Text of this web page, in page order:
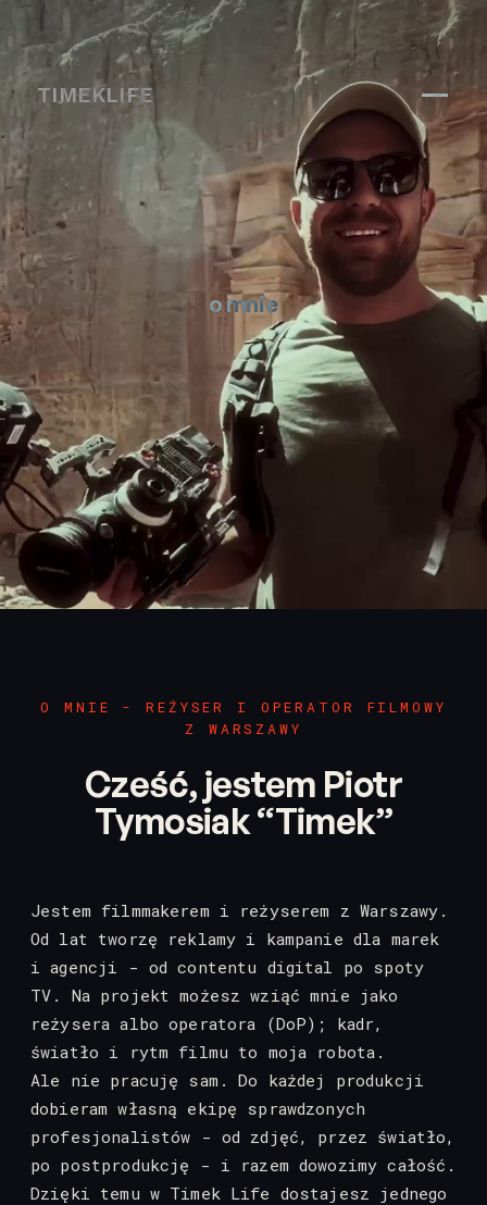
TIMEKLIFE
pl/en
o mnie
O MNIE - REŻYSER I OPERATOR FILMOWY
Z WARSZAWY
Cześć, jestem Piotr
Tymosiak “Timek”
Jestem filmmakerem i reżyserem z Warszawy.
Od lat tworzę reklamy i kampanie dla marek
i agencji - od contentu digital po spoty
TV. Na projekt możesz wziąć mnie jako
reżysera albo operatora (DoP); kadr,
światło i rytm filmu to moja robota.
Ale nie pracuję sam. Do każdej produkcji
dobieram własną ekipę sprawdzonych
profesjonalistów - od zdjęć, przez światło,
po postprodukcję - i razem dowozimy całość.
Dzięki temu w Timek Life dostajesz jednego